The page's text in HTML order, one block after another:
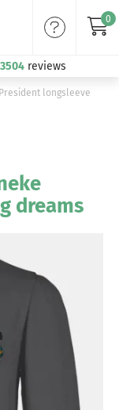
3504 reviews
0
longsleeve
dreams